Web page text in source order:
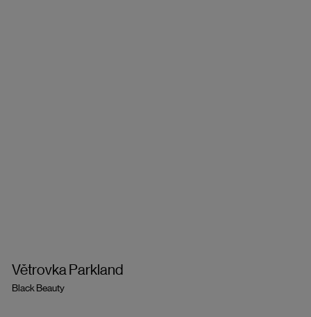
Větrovka Parkland
Black Beauty